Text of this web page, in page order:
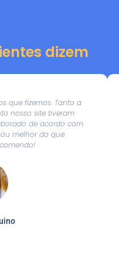
dizem
que fizemos. Tanto a
nosso site tiveram
de acordo com
melhor do que